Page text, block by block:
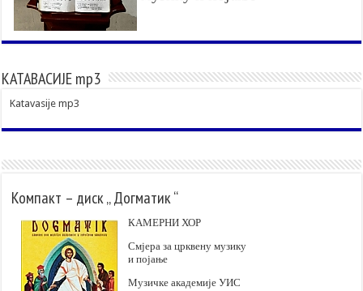
КАТАВАСИЈЕ mp3
Katavasije mp3
Компакт – диск „ Догматик “
КАМЕРНИ ХОР
Смјера за црквену музику
и појање
Музичке академије УИС